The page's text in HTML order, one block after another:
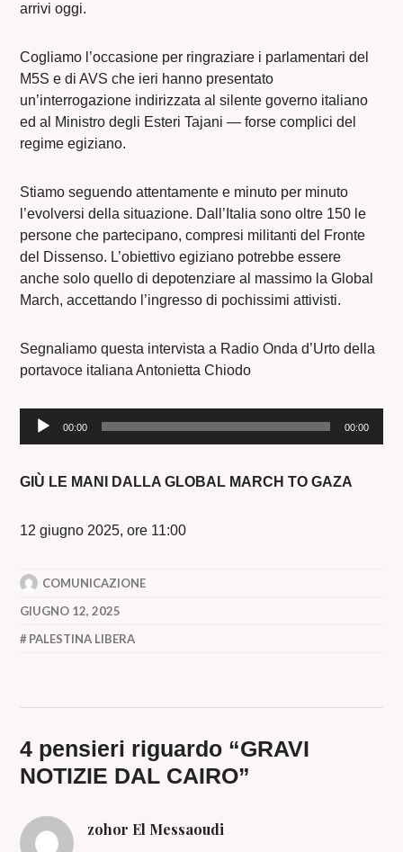
arrivi oggi.
Cogliamo l’occasione per ringraziare i parlamentari del
M5S e di AVS che ieri hanno presentato
un’interrogazione indirizzata al silente governo italiano
ed al Ministro degli Esteri Tajani — forse complici del
regime egiziano.
Stiamo seguendo attentamente e minuto per minuto
l’evolversi della situazione. Dall’Italia sono oltre 150 le
persone che partecipano, compresi militanti del Fronte
del Dissenso. L’obiettivo egiziano potrebbe essere
anche solo quello di depotenziare al massimo la Global
March, accettando l’ingresso di pochissimi attivisti.
Segnaliamo questa intervista a Radio Onda d’Urto della
portavoce italiana Antonietta Chiodo
Audio
00:00 00:00
GIÙ LE MANI DALLA GLOBAL MARCH TO GAZA
12 giugno 2025, ore 11:00
COMUNICAZIONE
GIUGNO 12, 2025
PALESTINA LIBERA
4 pensieri riguardo “GRAVI
NOTIZIE DAL CAIRO”
zohor El Messaoudi